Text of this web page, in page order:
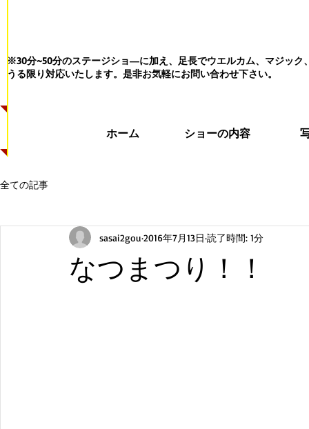
※30分~50分のステージショ―に加え、足長でウエルカム、マジック
うる限り対応いたします。 是非お気軽にお問い合わせ下さい。
ホーム ショーの内容
全ての記事
なつまつり！！
sasai2gou 2016年7月13日 読了時間: 1分